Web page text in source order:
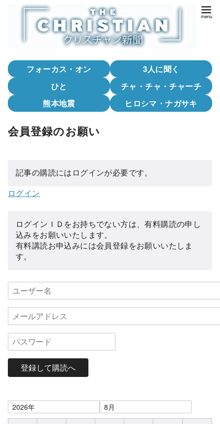
フォーカス・オン
3人に聞く
ひと
チャ・チャ・チャーチ
熊本地震
ヒロシマ・ナガサキ
会員登録のお願い
記事の購読にはログインが必要です。
ログイン
ログインＩＤをお持ちでない方は、有料購読の申し
込みをお願いいたします。
有料講読お申込みには会員登録をお願いいたしま
す。
登録して購読へ